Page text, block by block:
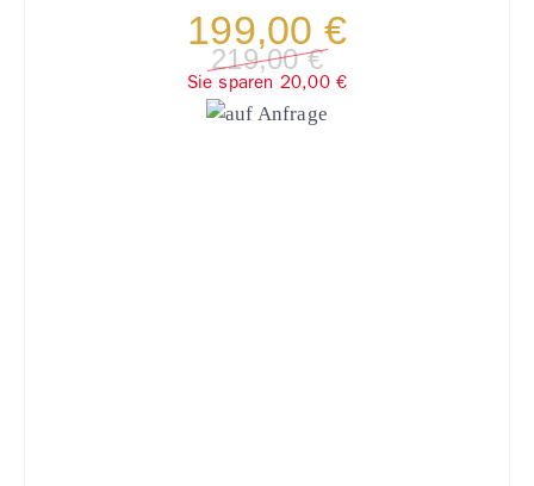
199,00 €
219,00 €
Sie sparen 20,00 €